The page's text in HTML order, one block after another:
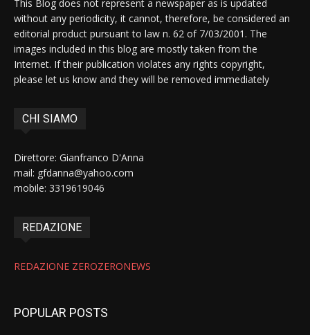
This Blog does not represent a newspaper as is updated
without any periodicity, it cannot, therefore, be considered an
editorial product pursuant to law n. 62 of 7/03/2001. The
images included in this blog are mostly taken from the
Internet. If their publication violates any rights copyright,
please let us know and they will be removed immediately
CHI SIAMO
Direttore: Gianfranco D'Anna
mail: gfdanna@yahoo.com
mobile: 3319619046
REDAZIONE
REDAZIONE ZEROZERONEWS
POPULAR POSTS